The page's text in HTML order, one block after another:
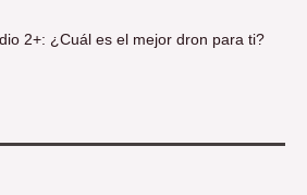
2+: ¿Cuál es el mejor dron para ti?